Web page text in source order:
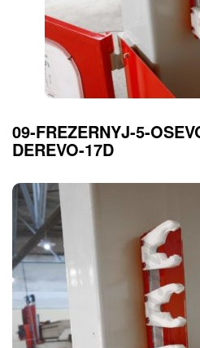
09-FREZERNYJ-5-
DEREVO-17D